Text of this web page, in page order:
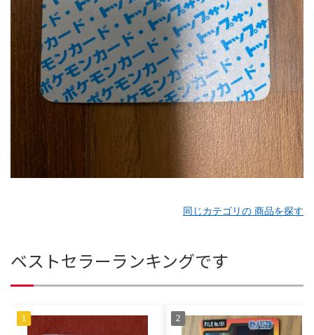
同じカテゴリの 商品を探す
ベストセラーランキングです